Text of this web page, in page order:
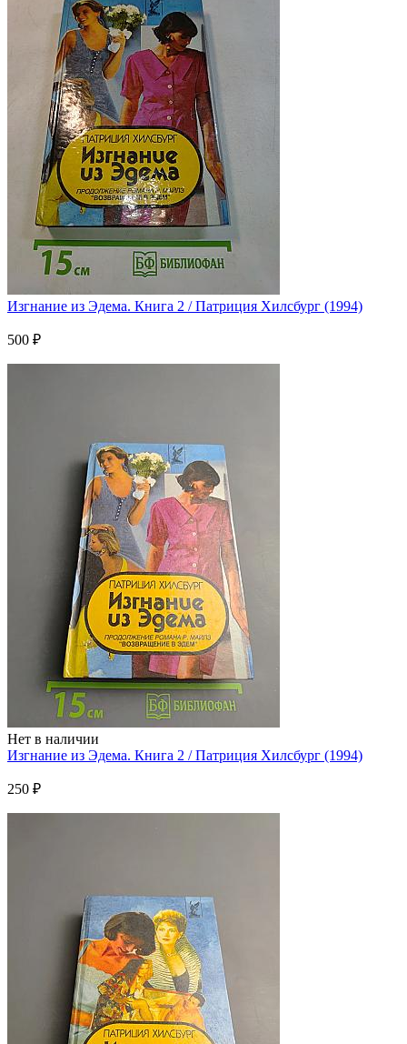
Изгнание из Эдема. Книга 2 / Патриция Хилсбург (1994)
500 ₽
Нет в наличии
Изгнание из Эдема. Книга 2 / Патриция Хилсбург (1994)
250 ₽